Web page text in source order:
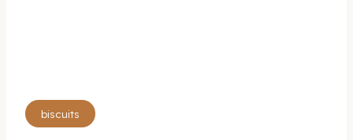
Étiquettes
de
biscuits